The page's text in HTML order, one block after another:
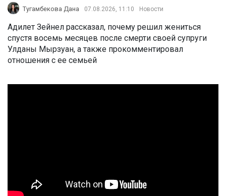
Тугамбекова Дана 07.08.2026, 11:10 Новости
Адилет Зейнел рассказал, почему решил жениться
спустя восемь месяцев после смерти своей супруги
Улданы Мырзуан, а также прокомментировал
отношения с ее семьей